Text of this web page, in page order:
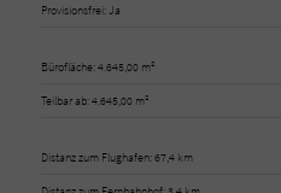
Provisionsfrei: Ja
Bürofläche: 4.645,00 m²
Teilbar ab: 4.645,00 m²
Distanz zum Flughafen: 67,4 km